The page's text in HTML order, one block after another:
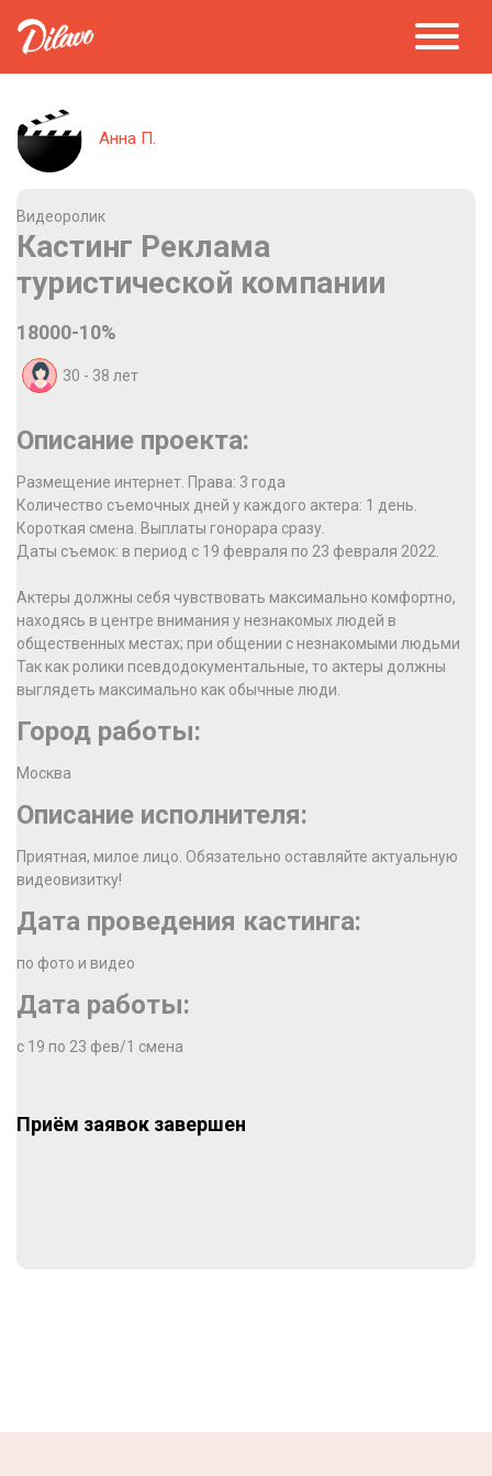
Анна П.
Видеоролик
Кастинг Реклама
туристической компании
18000-10%
30 - 38 лет
Описание проекта:
Размещение интернет. Права: 3 года
Количество съемочных дней у каждого актера: 1 день.
Короткая смена. Выплаты гонорара сразу.
Даты съемок: в период с 19 февраля по 23 февраля 2022.
Актеры должны себя чувствовать максимально комфортно,
находясь в центре внимания у незнакомых людей в
общественных местах; при общении с незнакомыми людьми
Так как ролики псевдодокументальные, то актеры должны
выглядеть максимально как обычные люди.
Город работы:
Москва
Описание исполнителя:
Приятная, милое лицо. Обязательно оставляйте актуальную
видеовизитку!
Дата проведения кастинга:
по фото и видео
Дата работы:
с 19 по 23 фев/1 смена
Приём заявок завершен